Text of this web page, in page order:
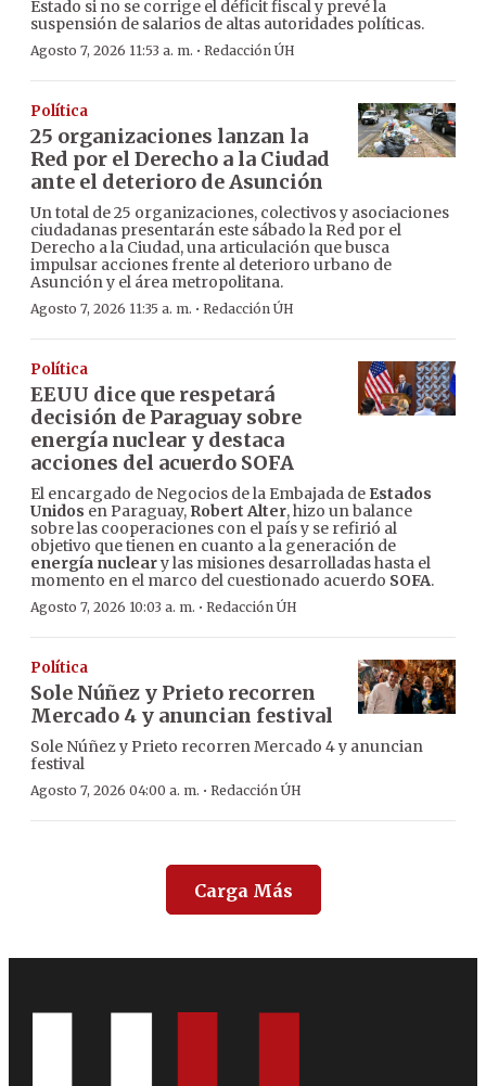
Estado si no se corrige el déficit fiscal y prevé la
suspensión de salarios de altas autoridades políticas.
Agosto 7, 2026 11:53 a. m. · Redacción ÚH
Política
25 organizaciones lanzan la
Red por el Derecho a la Ciudad
ante el deterioro de Asunción
Un total de 25 organizaciones, colectivos y asociaciones
ciudadanas presentarán este sábado la Red por el
Derecho a la Ciudad, una articulación que busca
impulsar acciones frente al deterioro urbano de
Asunción y el área metropolitana.
Agosto 7, 2026 11:35 a. m. · Redacción ÚH
Política
EEUU dice que respetará
decisión de Paraguay sobre
energía nuclear y destaca
acciones del acuerdo SOFA
El encargado de Negocios de la Embajada de Estados
Unidos en Paraguay, Robert Alter, hizo un balance
sobre las cooperaciones con el país y se refirió al
objetivo que tienen en cuanto a la generación de
energía nucleary las misiones desarrolladas hasta el
momento en el marco del cuestionado acuerdo SOFA.
Agosto 7, 2026 10:03 a. m. · Redacción ÚH
Política
Sole Núñez y Prieto recorren
Mercado 4 y anuncian festival
Sole Núñez y Prieto recorren Mercado 4 y anuncian
festival
Agosto 7, 2026 04:00 a. m. · Redacción ÚH
Carga Más